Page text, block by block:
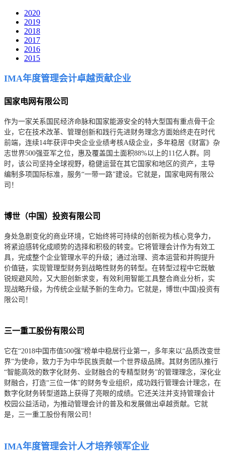
2020
2019
2018
2017
2016
2015
IMA年度管理会计卓越贡献企业
国家电网有限公司
作为一家关系国民经济命脉和国家能源安全的特大型国有重点骨干企
业，它在技术改革、管理创新和践行先进财务理念方面始终走在时代
前端，连续14年获评中央企业业绩考核A级企业，多年稳居《财富》杂
志世界500强亚军之位，惠及覆盖国土面积88%以上的11亿人群。同
时，该公司坚持全球视野，稳健运营在其它国家和地区的资产，主导
编制多项国际标准，服务“一带一路”建设。它就是，国家电网有限公
司！
博世（中国）投资有限公司
身处急剧变化的商业环境，它始终将可持续的创新视为核心竞争力，
将紧迫感转化成顺势的选择和积极的转变。它将管理会计作为有效工
具，完成整个企业管理水平的升级；通过治理、资本运营和并购提升
价值链，实现管理型财务到战略性财务的转型。在转型过程中它既敏
锐规避风险，又大胆创新求变，有效利用智能工具整合商业分析，实
现战略升级，为传统企业赋予新的生命力。它就是，博世(中国)投资有
限公司！
三一重工股份有限公司
它在“2018中国市值500强”榜单中稳居行业第一，多年来以“品质改变世
界”为使命，致力于为中华民族贡献一个世界级品牌。其财务团队推行
“智能高效的数字化财务、业财融合的专精型财务”的管理理念，深化业
财融合，打造“三位一体”的财务专业组织，成功践行管理会计理念，在
数字化财务转型道路上获得了亮眼的成绩。它还关注并支持管理会计
校园公益活动，为推动管理会计的普及和发展做出卓越贡献。它就
是，三一重工股份有限公司！
IMA年度管理会计人才培养领军企业